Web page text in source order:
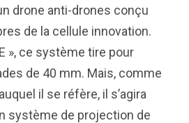
drone anti-drones conçu
de la cellule innovation.
», ce système tire pour
de 40 mm. Mais, comme
il se réfère, il s’agira
système de projection de